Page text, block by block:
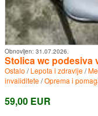
Obnovljen: 31.07.2026.
Stolica wc podesiva
Ostalo /Lepota i zdravlje/
invaliditete/Oprema i
59,00 EUR